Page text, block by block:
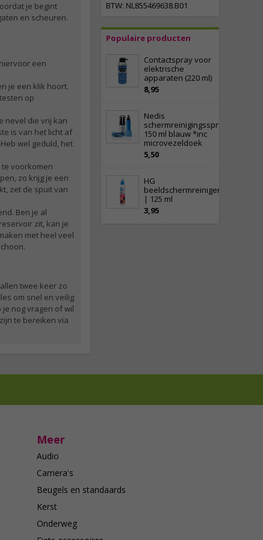
BTW: NL855469638.B01
Populaire producten
Contactspray voor
elektrische
apparaten (220 ml)
8,95
Nedis
schermreinigingsspray
150 ml blauw *inc
microvezeldoek
5,50
HG
beeldschermreiniger
| 125 ml
3,95
je begint
en scheuren.
een
je een klik hoort.
op
nevel die vrij kan
is van het licht af
wel geduld, het
voorkomen
zo krijg je een
zet de spuit van
Ben je al
zit, kan je
met heel veel
twee keer zo
om snel en veilig
je nog vragen of wil
te bereiken via
Meer
Audio
Camera's
Beugels en standaards
Kerst
Onderweg